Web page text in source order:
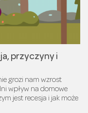
przyczyny i
grozi nam wzrost
wpływ na domowe
jest recesja i jak może